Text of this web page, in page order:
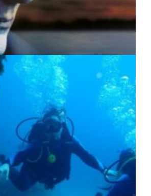
2026 · 17:05
ταξίδι στην Κεντρική